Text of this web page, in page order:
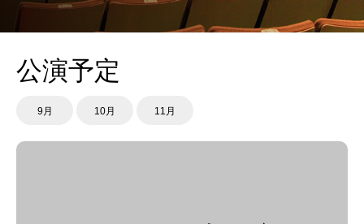
公演予定
9月 10月 11月